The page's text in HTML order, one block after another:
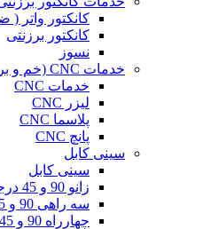
کانکتور واتر (
کانکتور برزنتی
نسوز
خدمات CNC (خم و برش)
خدمات CNC
لیزر CNC
پلاسما CNC
پانچ CNC
سینی کابل
سینی کابل
زانو 90 و 45 درجه سینی کابل افقی
سه راهی 90 و 45 درجه سینی کابل
چهارراه 90 و 45 درجه سینی کابل